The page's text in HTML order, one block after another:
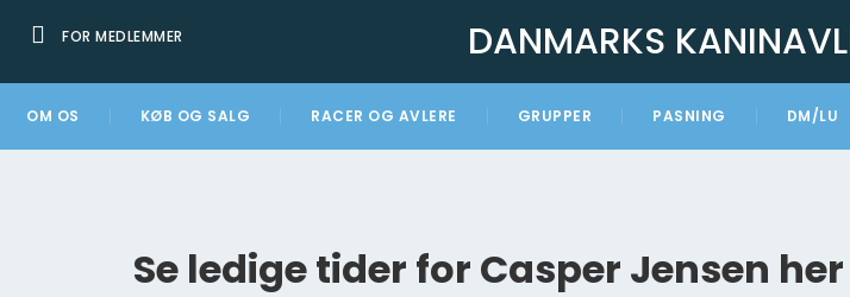
FOR MEDLEMMER DANMARKS
OM OS KØB OG SALG RACER OG AVLERE GRUPPER PASNING DM/LU
Se ledige tider for Casper Jensen her